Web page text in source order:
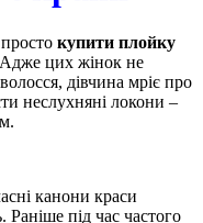
купити плойку
цих жінок не
дівчина мріє про
неслухняні локони –
канони краси
Раніше під час частого